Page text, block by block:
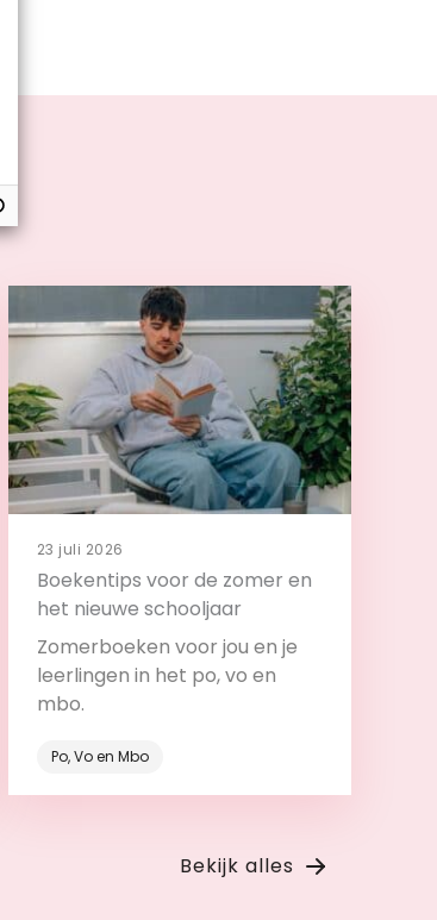
23 juli 2026
Boekentips voor de zomer en
het nieuwe schooljaar
Zomerboeken voor jou en je
leerlingen in het po, vo en
mbo.
Po, Vo en Mbo
Bekijk alles